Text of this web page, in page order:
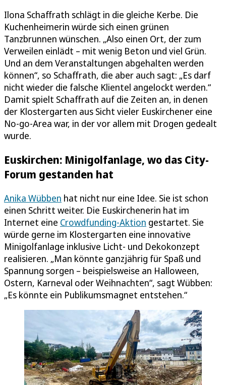
Ilona Schaffrath schlägt in die gleiche Kerbe. Die
Kuchenheimerin würde sich einen grünen
Tanzbrunnen wünschen. „Also einen Ort, der zum
Verweilen einlädt – mit wenig Beton und viel Grün.
Und an dem Veranstaltungen abgehalten werden
können“, so Schaffrath, die aber auch sagt: „Es darf
nicht wieder die falsche Klientel angelockt werden.“
Damit spielt Schaffrath auf die Zeiten an, in denen
der Klostergarten aus Sicht vieler Euskirchener eine
No-go-Area war, in der vor allem mit Drogen gedealt
wurde.
Euskirchen: Minigolfanlage, wo das City-
Forum gestanden hat
Anika Wübben hat nicht nur eine Idee. Sie ist schon
einen Schritt weiter. Die Euskirchenerin hat im
Internet eine Crowdfunding-Aktion gestartet. Sie
würde gerne im Klostergarten eine innovative
Minigolfanlage inklusive Licht- und Dekokonzept
realisieren. „Man könnte ganzjährig für Spaß und
Spannung sorgen – beispielsweise an Halloween,
Ostern, Karneval oder Weihnachten“, sagt Wübben:
„Es könnte ein Publikumsmagnet entstehen.“